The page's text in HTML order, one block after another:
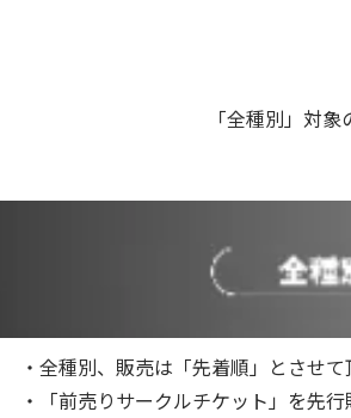
「全種別」対
・全種別、販売は「先着順」とさせて
・「前売りサークルチケット」を先